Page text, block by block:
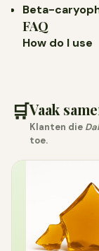
Beta-
FAQ
How do I use
🛒Vaak
Klanten die
toe.